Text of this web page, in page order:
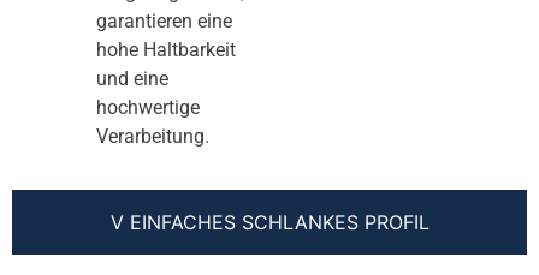
garantieren eine
hohe Haltbarkeit
und eine
hochwertige
Verarbeitung.
V EINFACHES SCHLANKES PROFIL